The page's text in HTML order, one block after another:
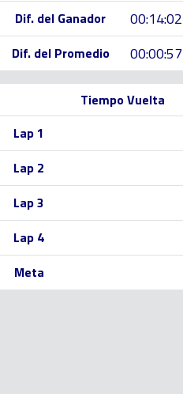
Dif. del Ganador 00:14:02
Dif. del Promedio 00:00:57
Tiempo Vuelta
Lap 1
Lap 2
Lap 3
Lap 4
Meta